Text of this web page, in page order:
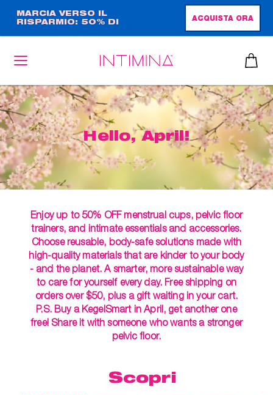
contenuto
principale
MARCIA VERSO IL
RISPARMIO: 50% DI
FORMATO COMPLETO!!
ACQUISTA ORA
Hello, April!
Enjoy up to 50% OFF menstrual cups, pelvic floor
trainers, and intimate essentials and accessories.
Choose reusable, body-safe solutions made with
high-quality materials that are kinder to your body
- and the planet. A smarter, more sustainable way
to care for yourself every day. Free shipping on
orders over $50, plus a gift waiting in your cart.
P.S. Buy a KegelSmart in April, get another one
free! Share it with someone who wants a stronger
pelvic floor.
Scopri